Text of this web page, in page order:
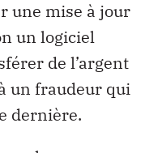
une mise à jour
un logiciel
de l’argent
un fraudeur qui
dernière.